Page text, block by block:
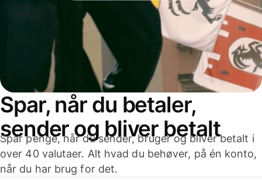
Spar, når du betaler,
sender og bliver betalt
Spar penge, når du sender, bruger og bliver betalt i
over 40 valutaer. Alt hvad du behøver, på én konto,
når du har brug for det.